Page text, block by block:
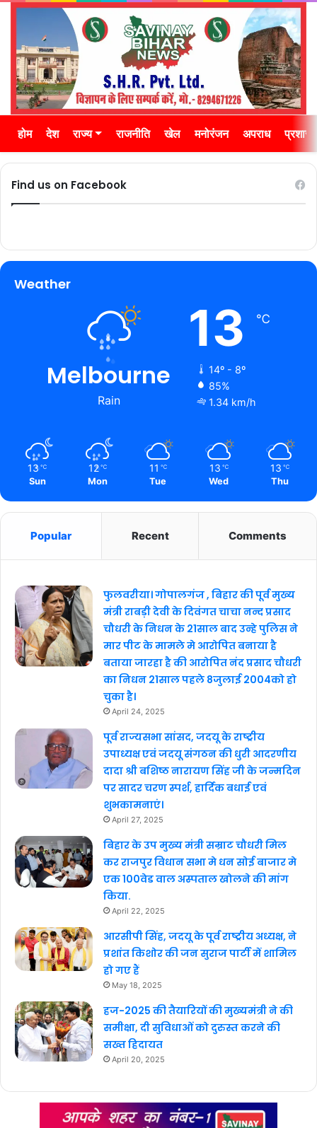
होम देश राज्य राजनीति खेल मनोरंजन अपराध
Find us on Facebook
Weather
Melbourne
Rain
13 ℃
14º - 8º
85%
1.34 km/h
13 ℃
Sun
12 ℃
Mon
11 ℃
Tue
13 ℃
Wed
13 ℃
Thu
Popular Recent Comments
फुलवरीया। गोपालगंज , बिहार की पूर्व मुख्य
मंत्री राबड़ी देवी के दिवंगत चाचा नन्द प्रसाद
चौधरी के निधन के 21साल बाद उन्हे पुलिस ने
मार पीट के मामले मे आरोपित बनाया है
बताया जारहा है की आरोपित नंद प्रसाद चौधरी
का निधन 21साल पहले 8जुलाई 2004को हो
चुका है।
April 24, 2025
पूर्व राज्यसभा सांसद, जदयू के राष्ट्रीय
उपाध्यक्ष एवं जदयू संगठन की धुरी आदरणीय
दादा श्री बशिष्ठ नारायण सिंह जी के जन्मदिन
पर सादर चरण स्पर्श, हार्दिक बधाई एवं
शुभकामनाएं।
April 27, 2025
बिहार के उप मुख्य मंत्री सम्राट चौधरी मिल
कर राजपुर विधान सभा मे धन सोई बाजार मे
एक 100वेड वाल अस्पताल खोलने की मांग
किया.
April 22, 2025
आरसीपी सिंह, जदयू के पूर्व राष्ट्रीय अध्यक्ष, ने
प्रशांत किशोर की जन सुराज पार्टी में शामिल
हो गए हैं
May 18, 2025
हज-2025 की तैयारियों की मुख्यमंत्री ने की
समीक्षा, दी सुविधाओं को दुरुस्त करने की
सख्त हिदायत
April 20, 2025